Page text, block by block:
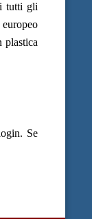
tutti gli
plastica
Se